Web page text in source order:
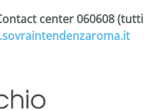
center 060608 (tutti